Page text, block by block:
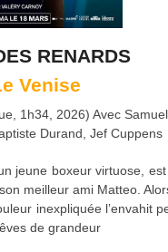
RENARDS
Venise
1h34, 2026) Avec
Durand, Jef Cuppens
jeune boxeur virtuose,
meilleur ami Matteo.
inexpliquée l’envahit
de grandeur